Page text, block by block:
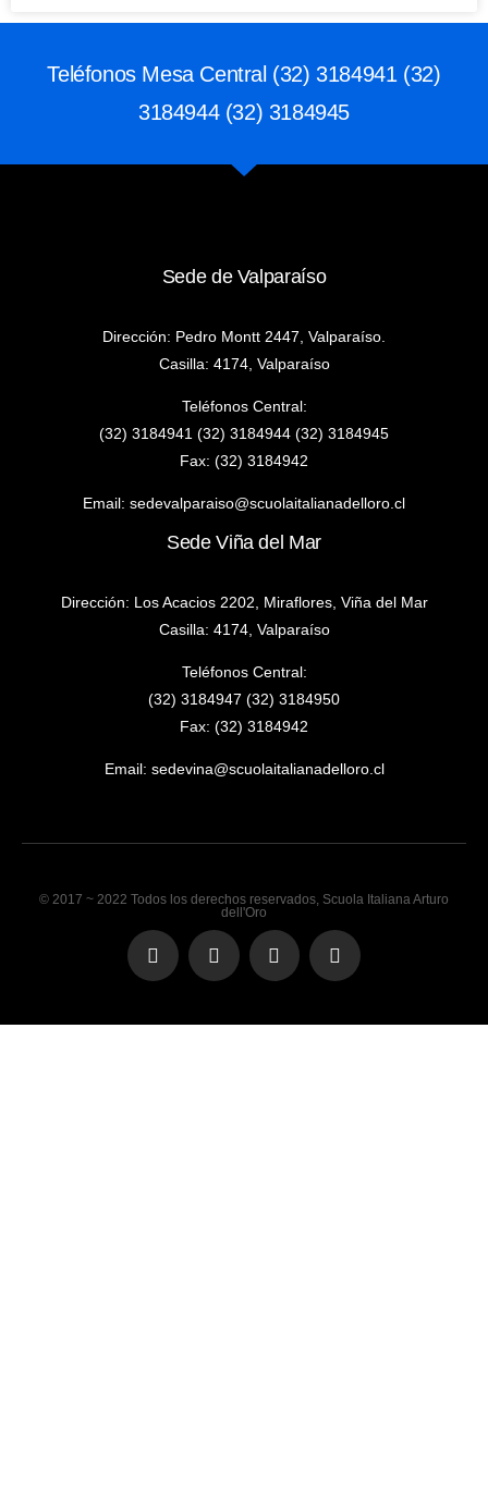
Teléfonos Mesa Central (32) 3184941 (32)
3184944 (32) 3184945
Sede de Valparaíso
Dirección: Pedro Montt 2447, Valparaíso.
Casilla: 4174, Valparaíso
Teléfonos Central:
(32) 3184941 (32) 3184944 (32) 3184945
Fax: (32) 3184942
Email: sedevalparaiso@scuolaitalianadelloro.cl
Sede Viña del Mar
Dirección: Los Acacios 2202, Miraflores, Viña del Mar
Casilla: 4174, Valparaíso
Teléfonos Central:
(32) 3184947 (32) 3184950
Fax: (32) 3184942
Email: sedevina@scuolaitalianadelloro.cl
© 2017 ~ 2022 Todos los derechos reservados, Scuola Italiana Arturo
dell'Oro